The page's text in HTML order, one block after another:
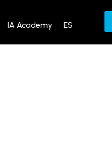
IA Academy ES